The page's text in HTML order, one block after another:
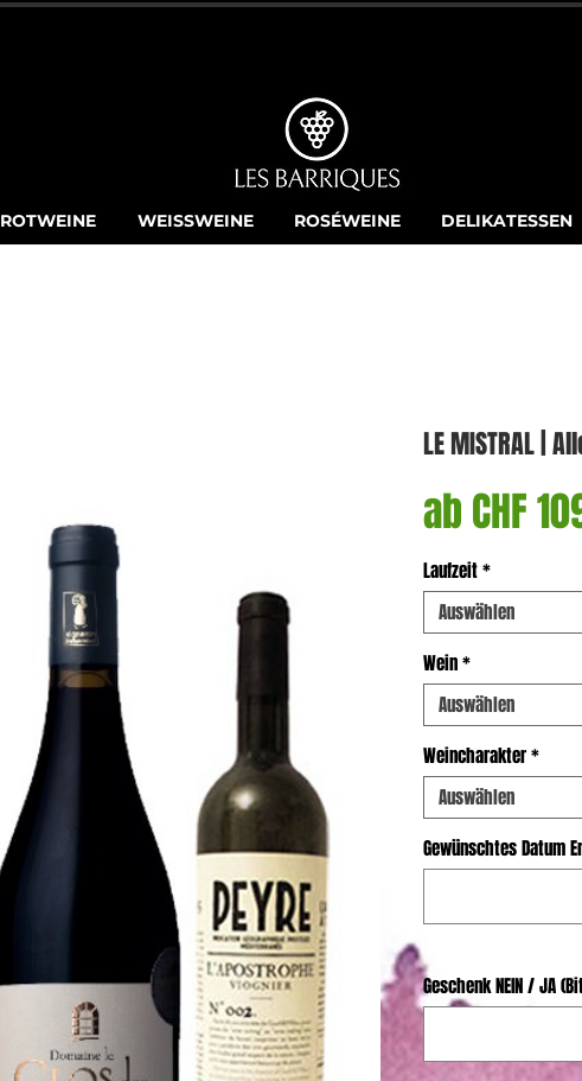
ROTWEINE WEISSWEINE ROSÉWEINE DELIKATESSEN
LE MISTRAL |
ab CHF
Laufzeit*
Auswählen
Wein*
Auswählen
Weincharakter*
Auswählen
Gewünschtes Datum
Geschenk NEIN / JA